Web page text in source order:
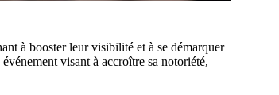
à booster leur visibilité et à se démarquer
visant à accroître sa notoriété,